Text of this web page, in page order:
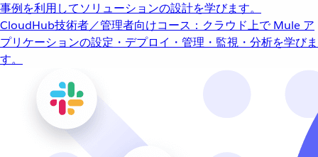
事例を利用してソリューションの設計を学びます。
CloudHub技術者／管理者向けコース：クラウド上で Mule ア
プリケーションの設定・デプロイ・管理・監視・分析を学びま
す。